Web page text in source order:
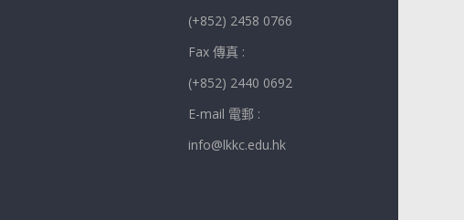
(+852) 2458 0766
Fax 傳真 :
(+852) 2440 0692
E-mail 電郵 :
info@lkkc.edu.hk